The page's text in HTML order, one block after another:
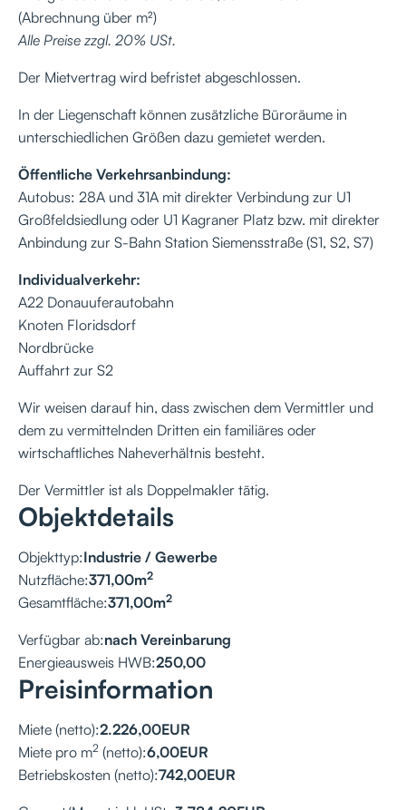
(Abrechnung über m²)
Alle Preise zzgl. 20% USt.
Der Mietvertrag wird befristet abgeschlossen.
In der Liegenschaft können zusätzliche Büroräume in
unterschiedlichen Größen dazu gemietet werden.
Öffentliche Verkehrsanbindung:
Autobus: 28A und 31A mit direkter Verbindung zur U1
Großfeldsiedlung oder U1 Kagraner Platz bzw. mit direkter
Anbindung zur S-Bahn Station Siemensstraße (S1, S2, S7)
Individualverkehr:
A22 Donauuferautobahn
Knoten Floridsdorf
Nordbrücke
Auffahrt zur S2
Wir weisen darauf hin, dass zwischen dem Vermittler und
dem zu vermittelnden Dritten ein familiäres oder
wirtschaftliches Naheverhältnis besteht.
Der Vermittler ist als Doppelmakler tätig.
Objektdetails
Objekttyp:Industrie / Gewerbe
Nutzfläche:371,00m2
Gesamtfläche:371,00m2
Verfügbar ab:nach Vereinbarung
Energieausweis HWB:250,00
Preisinformation
Miete (netto):2.226,00EUR
Miete pro m2 (netto):6,00EUR
Betriebskosten (netto):742,00EUR